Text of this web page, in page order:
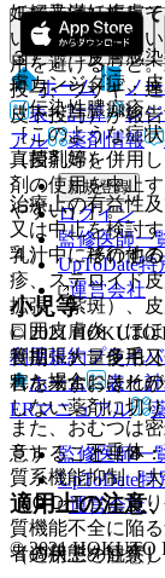
妊婦又は妊娠し
いことが望まし
用を避けること
投与、ウサギ：
皮下投与）が報
（授乳婦）
治療上の有益性
又は中止を検討
乳汁中に移行す
小児等
長期・大量使用
害を来すおそれ
また、おむつは
意すること〔８
適用上の注意
（適用上の注意）
１％未満）皮膚
３）． 皮膚感染
膚カンジダ症、
（伝染性膿痂疹
［このような症
真菌剤等を併用
剤の使用を中止
やすい）］。
４）． その他の
疹、ステロイド
拡張、紫斑）、
口囲皮膚炎（ほ
管拡張）、多毛
れた場合にはそ
しない薬剤に切
５）． 下垂体・
質系機能抑制［
（ＯＤＴ）によ
質機能不全に陥
者の状態を観察
ホーム
ノ
表・計算
レ
アル
薬剤情報
新規登録
ログイン
監修医師一
UpToDate特
運営会社
© 2021 HOKUTO
利用規約プライ
ホーム
表・
ERマニュアル
監修医師一
UpToDate特
運営会社
© 2021 HOKUTO